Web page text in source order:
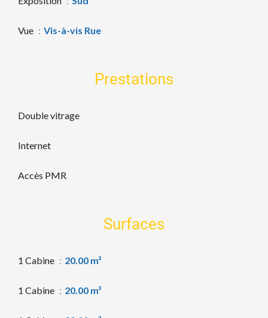
Vue Vis-à-vis Rue
Prestations
Double vitrage
Internet
Accès PMR
Surfaces
1 Cabine 20.00 m²
1 Cabine 20.00 m²